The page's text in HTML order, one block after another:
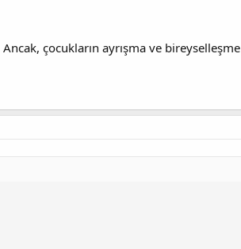
çocukların ayrışma ve bireyselleşme